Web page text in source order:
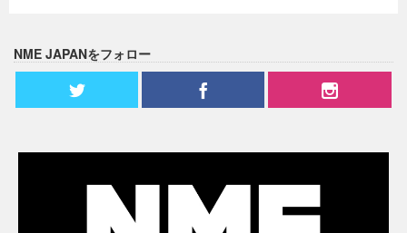
NME JAPANをフォロー